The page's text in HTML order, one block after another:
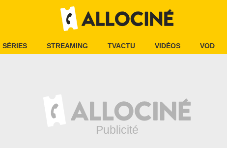
SÉRIES STREAMING TVACTU VIDÉOS VOD